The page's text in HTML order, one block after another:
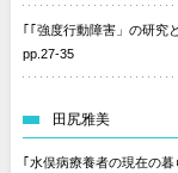
｢｢強度行動障害」の研究
pp.27-35
田尻雅美
｢水俣病療養者の現在の